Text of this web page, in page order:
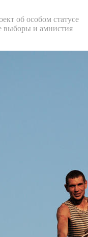
об особом статусе
выборы и амнистия